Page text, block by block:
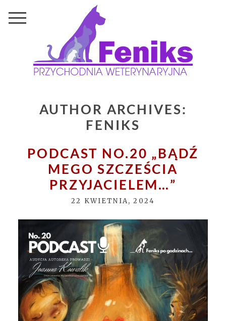
AUTHOR ARCHIVES:
FENIKS
PODCAST NO.20 „BĄDŹ
MEGO SZCZEŚCIA
PRZYJACIELEM…”
22 KWIETNIA, 2024